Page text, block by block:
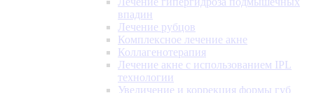
впадин
Лечение рубцов
Комплексное лечение акне
Коллагенотерапия
Лечение акне с использованием IPL
технологии
Увеличение и коррекция формы губ